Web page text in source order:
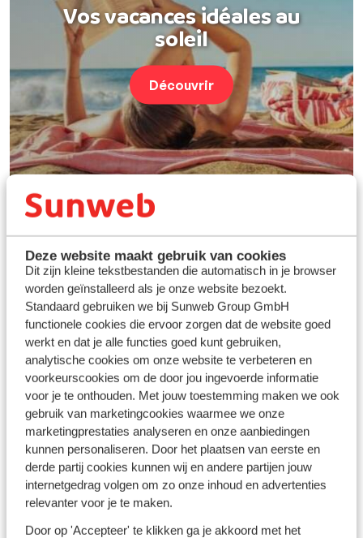
Deze website maakt gebruik van cookies
Dit zijn kleine tekstbestanden die automatisch in je browser
worden geïnstalleerd als je onze website bezoekt.
Standaard gebruiken we bij Sunweb Group GmbH
functionele cookies die ervoor zorgen dat de website goed
werkt en dat je alle functies goed kunt gebruiken,
analytische cookies om onze website te verbeteren en
voorkeurscookies om de door jou ingevoerde informatie
voor je te onthouden. Met jouw toestemming maken we ook
gebruik van marketingcookies waarmee we onze
marketingprestaties analyseren en onze aanbiedingen
kunnen personaliseren. Door het plaatsen van eerste en
derde partij cookies kunnen wij en andere partijen jouw
internetgedrag volgen om zo onze inhoud en advertenties
relevanter voor je te maken.
Door op 'Accepteer' te klikken ga je akkoord met het
Vos vacances idéales au
soleil
Découvrir
Vos vacances idéales au
ski
Découvrir